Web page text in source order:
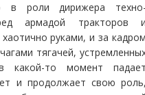
в роли дирижера
армадой тракторов
руками, и за
тягачей,
какой-то момент
и продолжает свою